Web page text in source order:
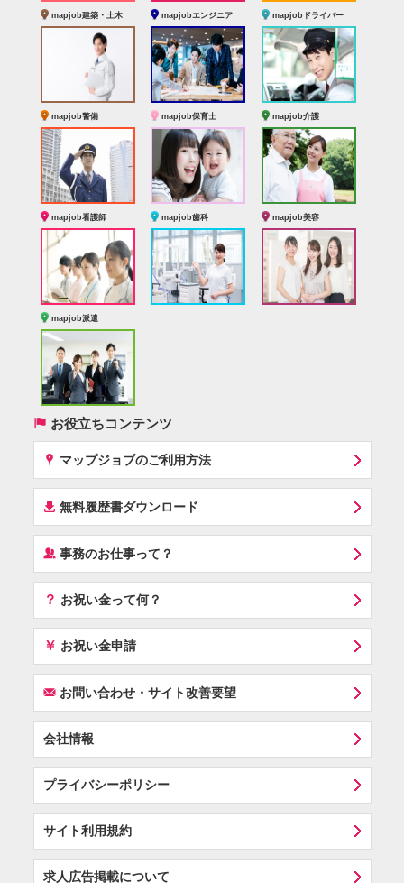
mapjob建築・土木 mapjobエンジニア mapjobドライバー
mapjob警備 mapjob保育士 mapjob介護
mapjob看護師 mapjob歯科 mapjob美容
mapjob派遣
( お役立ちコンテンツ
x マップジョブのご利用方法
í 無料履歴書ダウンロード
‰事務のお仕事って？
？ お祝い金って何？
￥ お祝い金申請
Fお問い合わせ・サイト改善要望
会社情報
プライバシーポリシー
サイト利用規約
求人広告掲載について